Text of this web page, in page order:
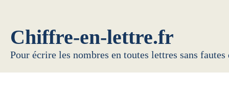
Chiffre-en-lettre.fr
Pour écrire les nombres en toutes lettres sans